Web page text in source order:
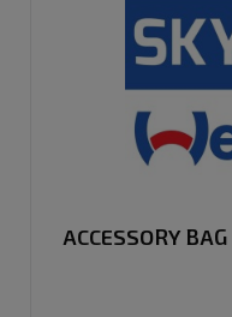
ACCESSORY BAG